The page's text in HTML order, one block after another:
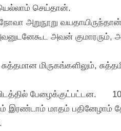
செய்தான்.
அறுநூறு
அவனுடனேகூட அவன்
மிருகங்களிலும்,
பேழைக்குட்பட்டன.
இரண்டாம் மாதம்